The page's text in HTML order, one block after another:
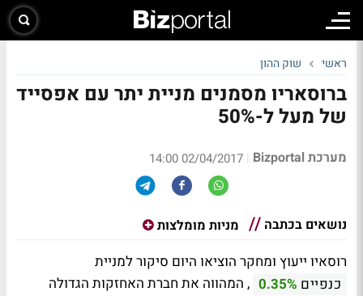
ראשי שוק ההון
ברוסאריו מסמנים מניית יתר עם אפסייד
של מעל ל-50%
מערכת Bizportal |
02/04/2017 14:00
נושאים בכתבה מניות מומלצות
רוסאיו ייעוץ ומחקר הוציאו היום סיקור למניית
כנפיים 0.35% , המהווה את חברת האחזקות הגדולה